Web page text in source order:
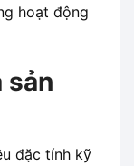
hoạt động
sản
đặc tính kỹ